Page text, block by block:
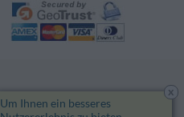
x
Um Ihnen ein besseres